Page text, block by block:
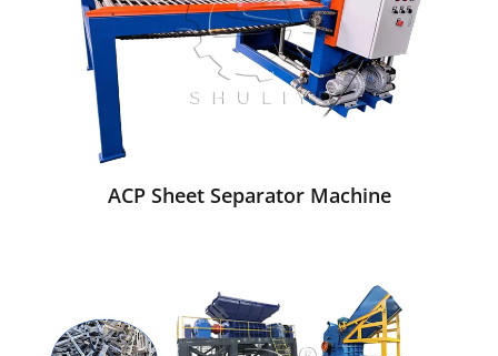
ACP Sheet Separator Machine